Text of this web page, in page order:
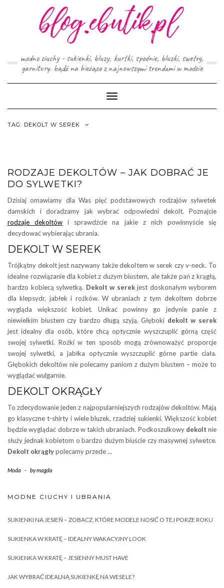
modne ciuchy - sukienki, bluzy, kurtki, spodnie, bluzki, swetry,
garnitury. bądź na bieżąco z najnowszymi trendami w modzie
Toggle
Navigation
TAG: DEKOLT W SEREK
RODZAJE DEKOLTÓW – JAK DOBRAĆ JE
DO SYLWETKI?
Dzisiaj omawiamy dla Was pięć podstawowych rodzajów sylwetek
damskich i doradzamy jak wybrać odpowiedni dekolt. Poznajcie
rodzaje dekoltów i sprawdźcie na jakie z nich powinnyście się
decydować wybierając ubrania.
DEKOLT W SEREK
Trójkątny dekolt jest nazywany także dekoltem w serek czy v-neck. To
idealne rozwiązanie dla kobiet z dużym biustem, ale także pań z krągłą,
bardzo kobiecą sylwetką. Dekolt w serekjest doskonałym wyborem
dla klepsydr, jabłek i rożków. W ubraniach z tym dekoltem dobrze
wygląda większość kobiet. Unikać powinny go jedynie panie z
niewielkim biustem czy bardzo długą szyją. Głęboki dekolt w serek
jest idealny dla osób, które chcą optycznie wyszczuplić górną część
swojej sylwetki. Rożki w ten sposób mogą zrównoważyć proporcje
swojej sylwetki, a jabłka optycznie wyszczuplić górne partie ciała.
Głębokich dekoltów nie polecamy paniom z dużym biustem – może to
wyglądać wulgarnie.
DEKOLT OKRĄGŁY
To zdecydowanie jeden z najpopularniejszych rodzajów dekoltów. Mają
go klasyczne t-shirty i wiele bluzek, rzadziej sukienki. Większość kobiet
będzie wyglądać dobrze w takich ubraniach. Podkoszulkowy dekolt nie
służy jednak kobietom o bardzo dużym biuście czy masywnej sylwetce.
Dekolt okrągłypolecamy przede …
Moda - bymagda
MODNE CIUCHY I UBRANIA
SUKIENKI NA JESIEŃ – ZOBACZ, KTÓRE MODELE NOSIĆ O TEJ PORZE ROKU
SUKIENKA W KRATĘ – IDEALNY WAKACYJNY LOOK
SUKIENKA W KRATĘ – JESIENNY MUST HAVE
JAK WYBRAĆ IDEALNĄ SUKIENKĘ NA WESELE?